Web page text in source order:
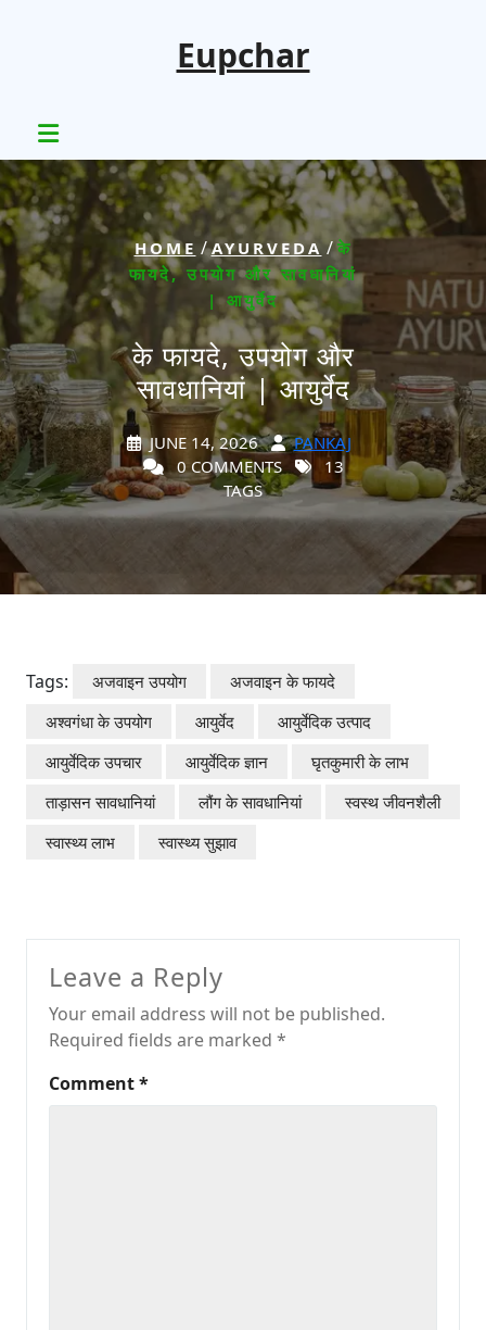
Eupchar
HOME /AYURVEDA/के
फायदे, उपयोग और सावधानियां
| आयुर्वेद
के फायदे, उपयोग और
सावधानियां | आयुर्वेद
JUNE 14, 2026
PANKAJ
0 COMMENTS
13
TAGS
Tags: अजवाइन उपयोग
अजवाइन के फायदे
अश्वगंधा के उपयोग
आयुर्वेद
आयुर्वेदिक उत्पाद
आयुर्वेदिक उपचार
आयुर्वेदिक ज्ञान
घृतकुमारी के लाभ
ताड़ासन सावधानियां
लौंग के सावधानियां
स्वस्थ जीवनशैली
स्वास्थ्य लाभ
स्वास्थ्य सुझाव
Leave a Reply
Your email address will not be published.
Required fields are marked *
Comment*